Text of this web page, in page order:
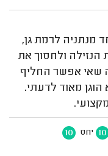
מנתניה לרמת גן,
הנזילה ולחסוך את
שאי אפשר החליף
מאוד לדעתי.
10 יחס 10